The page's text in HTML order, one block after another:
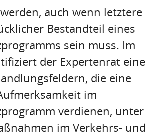
auch wenn letztere
Bestandteil eines
sein muss. Im
der Expertenrat eine
die eine
im
verdienen, unter
im Verkehrs- und